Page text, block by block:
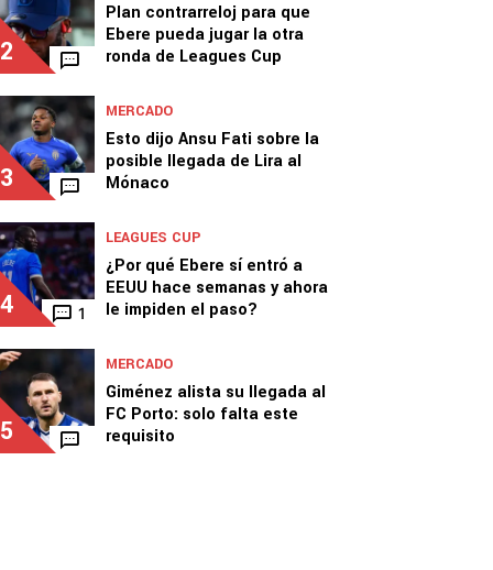
2
Plan contrarreloj para que
Ebere pueda jugar la otra
ronda de Leagues Cup
3
MERCADO
Esto dijo Ansu Fati sobre la
posible llegada de Lira al
Mónaco
4 1
LEAGUES CUP
¿Por qué Ebere sí entró a
EEUU hace semanas y ahora
le impiden el paso?
5
MERCADO
Giménez alista su llegada al
FC Porto: solo falta este
requisito